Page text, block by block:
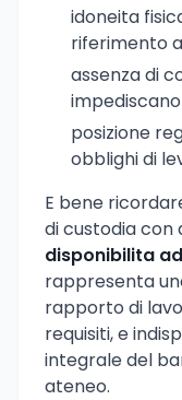
idoneita
riferimento
assenza di
posizione
obblighi di
E bene
di custodia con
disponibilita
rappresenta
rapporto di
requisiti, e
integrale del
ateneo.